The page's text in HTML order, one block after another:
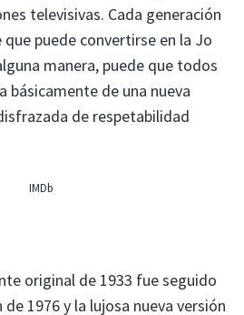
televisivas. Cada generación
puede convertirse en la Jo
manera, puede que todos
básicamente de una nueva
de respetabilidad
IMDb
original de 1933 fue seguido
1976 y la lujosa nueva versión